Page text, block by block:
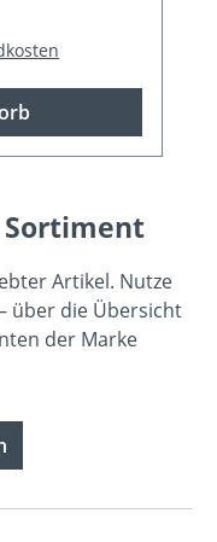
Sortiment
Artikel. Nutze
über die Übersicht
der Marke